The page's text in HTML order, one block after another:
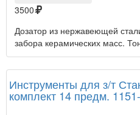
3500
Дозатор из нержавеющей
забора керамических масс.
Инструменты для з/т
комплект 14 предм.